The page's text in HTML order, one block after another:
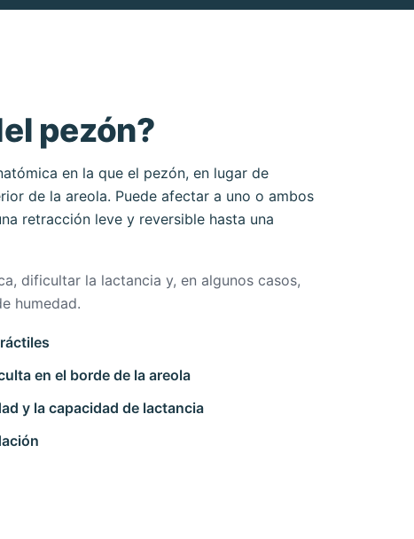
pezón?
en la que el pezón, en lugar de
de la areola. Puede afectar a uno o ambos
retracción leve y reversible hasta una
dificultar la lactancia y, en algunos casos,
humedad.
en el borde de la areola
y la capacidad de lactancia